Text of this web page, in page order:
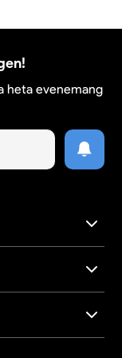
heta evenemang